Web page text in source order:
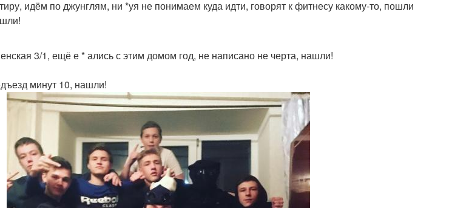
идём по джунглям, ни *уя не понимаем куда идти, говорят к фитнесу какому-то, пошли
3/1, ещё е * ались с этим домом год, не написано не черта, нашли!
минут 10, нашли!